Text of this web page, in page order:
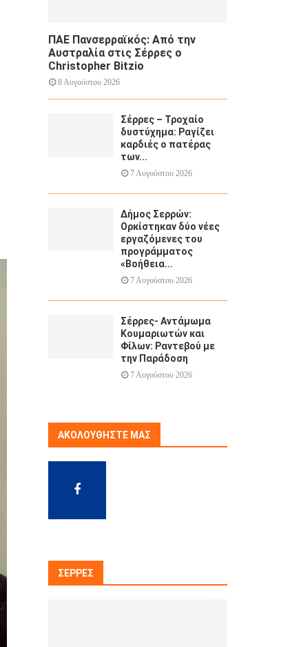
ΠΑΕ Πανσερραϊκός: Από την
Αυστραλία στις Σέρρες ο
Christopher Bitzio
8 Αυγούστου 2026
Σέρρες – Τροχαίο
δυστύχημα: Ραγίζει
καρδιές ο πατέρας
των...
7 Αυγούστου 2026
Δήμος Σερρών:
Ορκίστηκαν δύο νέες
εργαζόμενες του
προγράμματος
«Βοήθεια...
7 Αυγούστου 2026
Σέρρες- Αντάμωμα
Κουμαριωτών και
Φίλων: Ραντεβού με
την Παράδοση
7 Αυγούστου 2026
ΑΚΟΛΟΥΘΉΣΤΕ ΜΑΣ
ΣΈΡΡΕΣ